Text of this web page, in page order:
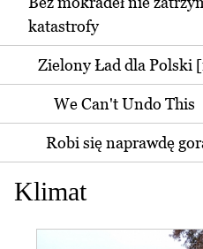
katastrofy
Zielony Ład dla Polski
We Can't Undo This
Robi się naprawdę
Klimat